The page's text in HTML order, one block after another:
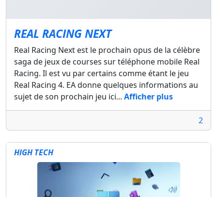
REAL RACING NEXT
Real Racing Next est le prochain opus de la célèbre
saga de jeux de courses sur téléphone mobile Real
Racing. Il est vu par certains comme étant le jeu
Real Racing 4. EA donne quelques informations au
sujet de son prochain jeu ici... Afficher plus
2
HIGH TECH